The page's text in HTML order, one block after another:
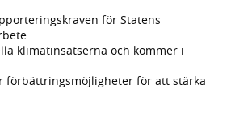
för Statens
klimatinsatserna och kommer i
förbättringsmöjligheter för att stärka